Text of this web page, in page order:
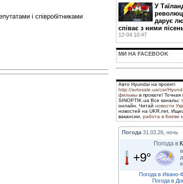
і співробітниками
У
дарує
співає з ними
12-04 10:47
МИ НА FACEBOOK
Авто Hyundai на проекті
http://avtosale.ua/car/
фильмы в прокате! Точная
SINOPTIK.ua Все каналы:
онлайн. Читай новости
новостей на UKR.net.
вакансии, работа в Киеве
Погода 31.03.26, ночь
Погода в
+9°
Погода в Ивано-
Погода в